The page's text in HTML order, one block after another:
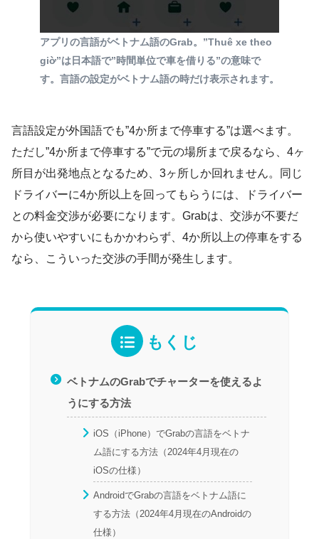
アプリの言語がベトナム語のGrab。”Thuê xe theo
giờ”は日本語で”時間単位で車を借りる”の意味で
す。言語の設定がベトナム語の時だけ表示されます。
言語設定が外国語でも”4か所まで停車する”は選べます。
ただし”4か所まで停車する”で元の場所まで戻るなら、4ヶ
所目が出発地点となるため、3ヶ所しか回れません。同じ
ドライバーに4か所以上を回ってもらうには、ドライバー
との料金交渉が必要になります。Grabは、交渉が不要だ
から使いやすいにもかかわらず、4か所以上の停車をする
なら、こういった交渉の手間が発生します。
もくじ
ベトナムのGrabでチャーターを使えるよ
うにする方法
iOS（iPhone）でGrabの言語をベトナ
ム語にする方法（2024年4月現在の
iOSの仕様）
AndroidでGrabの言語をベトナム語に
する方法（2024年4月現在のAndroidの
仕様）